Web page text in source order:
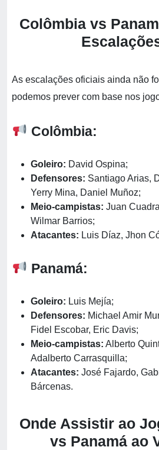
Colômbia vs
As escalações oficiais ainda não
podemos prever com base nos
Colômbia:
Goleiro: David Ospina;
Defensores: Santiago Arias,
Yerry Mina, Daniel Muñoz;
Meio-campistas: Juan
Wilmar Barrios;
Atacantes: Luis Díaz, Jhon
Panamá:
Goleiro: Luis Mejía;
Defensores: Michael Amir
Fidel Escobar, Eric Davis;
Meio-campistas: Alberto
Adalberto Carrasquilla;
Atacantes: José Fajardo,
Bárcenas.
Onde Assistir ao
vs Panamá ao